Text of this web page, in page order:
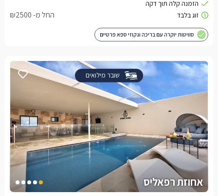
החל מ- ₪2500
סוויטות יוקרה עם בריכה וגקוזי ספא פרטיים
שובר מילואים
אחוזת רפאליס